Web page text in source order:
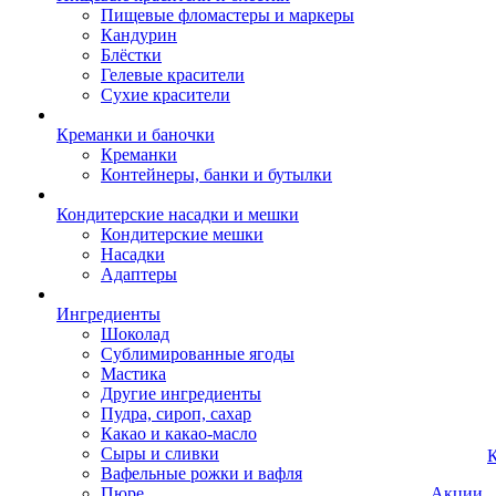
Пищевые фломастеры и маркеры
Кандурин
Блёстки
Гелевые красители
Сухие красители
Креманки и баночки
Креманки
Контейнеры, банки и бутылки
Кондитерские насадки и мешки
Кондитерские мешки
Насадки
Адаптеры
Ингредиенты
Шоколад
Сублимированные ягоды
Мастика
Другие ингредиенты
Пудра, сироп, сахар
Какао и какао-масло
Сыры и сливки
Вафельные рожки и вафля